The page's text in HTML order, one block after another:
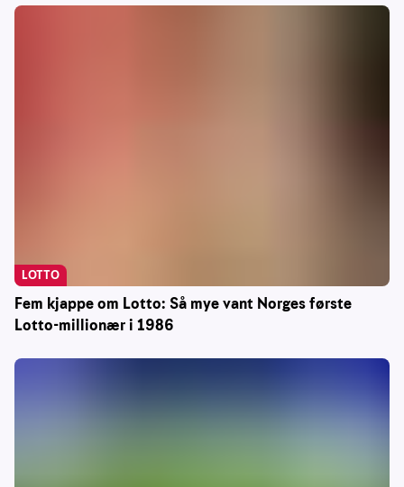
Fem kjappe om Lotto: Så mye vant Norges første
Lotto-millionær i 1986
LOTTO